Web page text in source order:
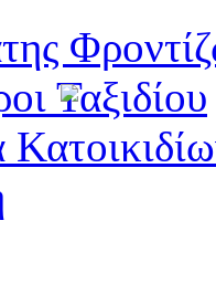
Ταξιδίου